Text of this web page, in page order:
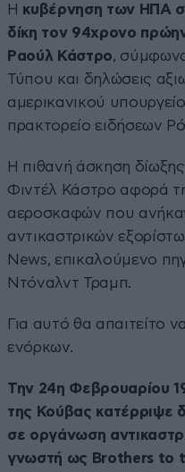
Η κυβέρνηση των ΗΠΑ
δίκη τον 94χρονο
Ραούλ Κάστρο,
Τύπου και δηλώσεις
αμερικανικού
πρακτορείο ειδήσεων
Η πιθανή άσκηση
Φιντέλ Κάστρο αφορά
αεροσκαφών που
αντικαστρικών
News, επικαλούμενο
Ντόναλντ Τραμπ.
Για αυτό θα απαιτείτο
ενόρκων.
Την 24η Φεβρουαρίου
της Κούβας κατέρριψε
σε οργάνωση
γνωστή ως Brothers to